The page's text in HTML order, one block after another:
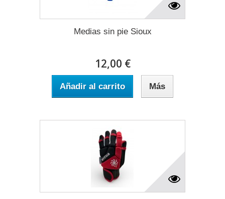
Medias sin pie Sioux
12,00 €
Añadir al carrito Más